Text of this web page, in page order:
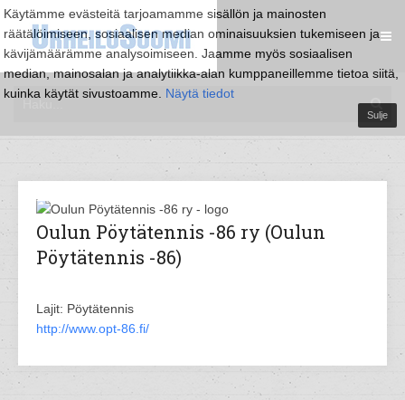
Käytämme evästeitä tarjoamamme sisällön ja mainosten
räätälöimiseen, sosiaalisen median ominaisuuksien tukemiseen ja
kävijämäärämme analysoimiseen. Jaamme myös sosiaalisen
median, mainosalan ja analytiikka-alan kumppaneillemme tietoa siitä,
kuinka käytät sivustoamme. Näytä tiedot
Sulje
Oulun Pöytätennis -86 ry (Oulun
Pöytätennis -86)
Lajit: Pöytätennis
http://www.opt-86.fi/